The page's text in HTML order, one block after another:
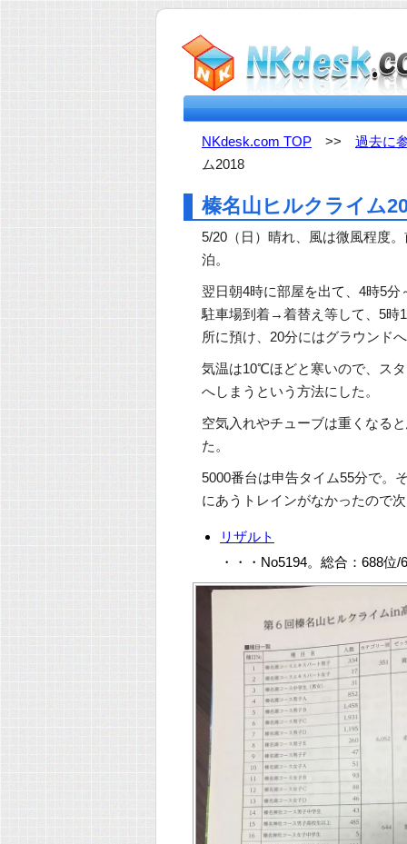
NKdesk.com TOP >> 過去に
ム2018
榛名山ヒルクライム
5/20（日）晴れ、風は微風程度
泊。
翌日朝4時に部屋を出て、4時5
駐車場到着→着替え等して、5時
所に預け、20分にはグラウンド
気温は10℃ほどと寒いので、ス
へしまうという方法にした。
空気入れやチューブは重くなる
た。
5000番台は申告タイム55分で。
にあうトレインがなかったので
リザルト
・・・No5194。総合：688位